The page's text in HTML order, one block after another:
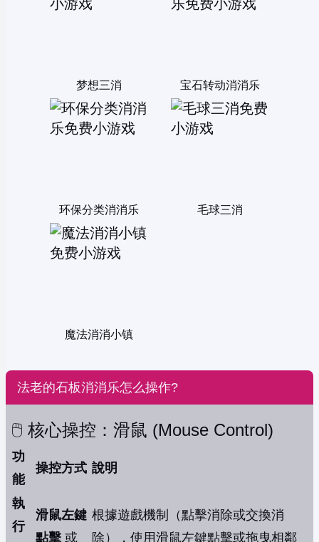
梦想三消 宝石转动消消乐
环保分类消消乐 毛球三消
魔法消消小镇
法老的石板消消乐怎么操作?
🖱️ 核心操控：滑鼠 (Mouse Control)
功
能
操控方式 說明
執
行
滑鼠左鍵
點擊 或
根據遊戲機制（點擊消除或交換消
除），使用滑鼠左鍵點擊或拖曳相鄰